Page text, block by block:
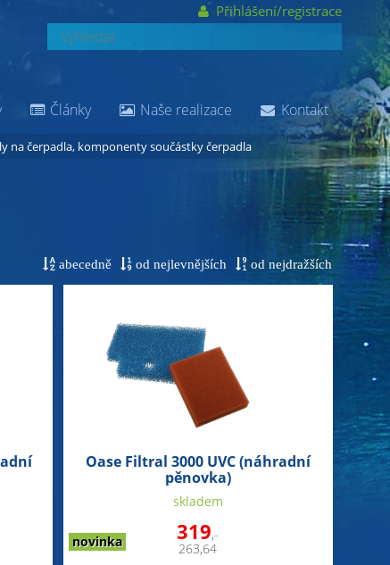
na čerpadla, komponenty součástky čerpadla
abecedně od nejlevnějších od nejdražších
Oase Filtral 3000 UVC (náhradní
pěnovka)
novinka
skladem
319,-
263,64
Články Naše realizace Kontakt
Přihlášení/registrace